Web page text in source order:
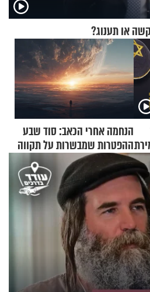
או תענוג?
הנחמה אחרי הכאב: סוד שבע
ההפטרות שמבשרות על תקווה
וגאולה